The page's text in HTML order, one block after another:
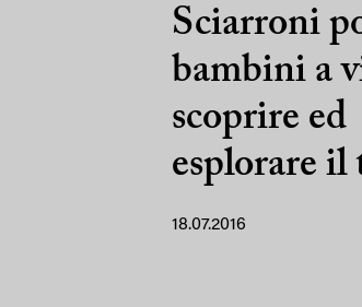
Sciarroni
bambini a
scoprire ed
esplorare il
18.07.2016